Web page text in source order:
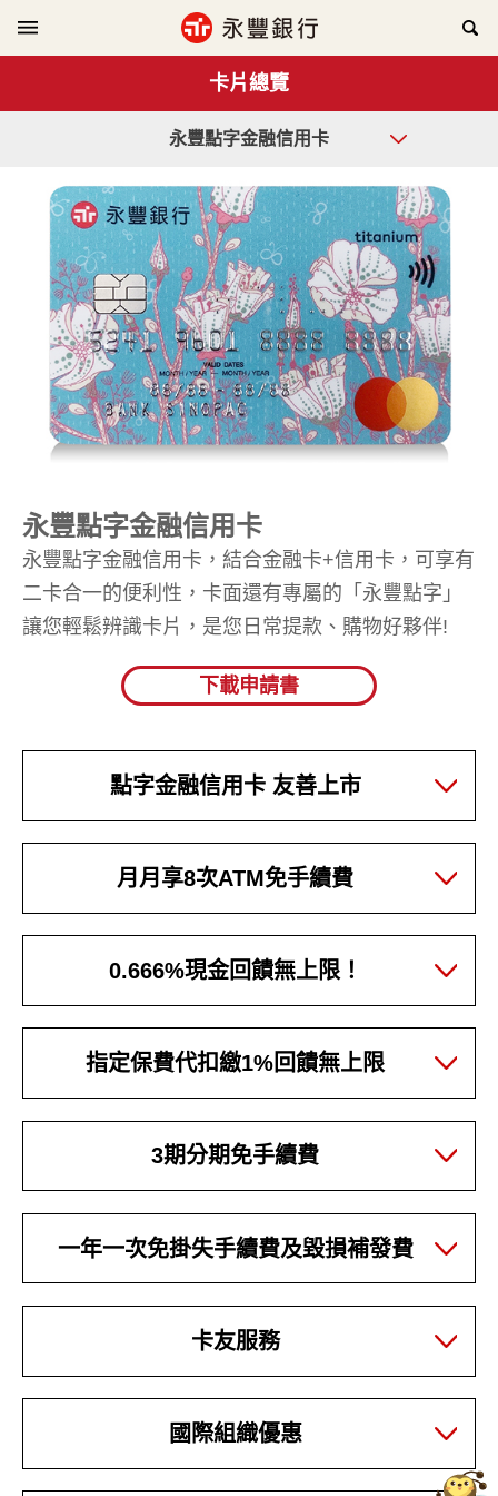
卡片總覽
永豐點字金融信用卡
永豐點字金融信用卡
永豐點字金融信用卡，結合金融卡+信用卡，可享有
二卡合一的便利性，卡面還有專屬的「永豐點字」
讓您輕鬆辨識卡片，是您日常提款、購物好夥伴!
下載申請書
點字金融信用卡 友善上市
月月享8次ATM免手續費
0.666%現金回饋無上限！
指定保費代扣繳1%回饋無上限
3期分期免手續費
一年一次免掛失手續費及毀損補發費
卡友服務
國際組織優惠